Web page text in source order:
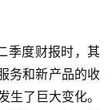
季度财报时，其
务和新产品的收
了巨大变化。